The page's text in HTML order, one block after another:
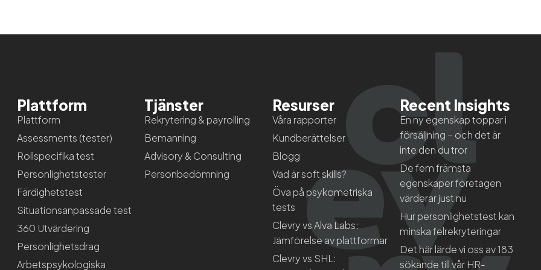
Plattform
Plattform
Assessments (tester)
Rollspecifika test
Personlighetstester
Färdighetstest
Situationsanpassade test
360 Utvärdering
Personlighetsdrag
Arbetspsykologiska
Tjänster
Rekrytering & payrolling
Bemanning
Advisory & Consulting
Personbedömning
Resurser
Våra rapporter
Kundberättelser
Blogg
Vad är soft skills?
Öva på psykometriska
tests
Clevry vs Alva Labs:
Jämförelse av plattformar
Clevry vs SHL:
Recent Insights
En ny egenskap toppar i
försäljning – och det är
inte den du tror
De fem främsta
egenskaper företagen
värderar just nu
Hur personlighetstest kan
minska felrekryteringar
Det här lärde vi oss av 183
sökande till vår HR-